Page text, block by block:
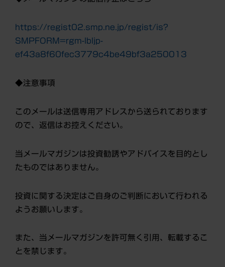
https://regist02.smp.ne.jp/regist/is?
SMPFORM=rgm-lbljp-
ef43a8f60fec3779c4be49bf3a250013
◆注意事項
このメールは送信専用アドレスから送られております
ので、返信はお控えください。
当メールマガジンは投資勧誘やアドバイスを目的とし
たものではありません。
投資に関する決定はご自身のご判断において行われる
ようお願いします。
また、当メールマガジンを許可無く引用、転載するこ
とを禁じます。